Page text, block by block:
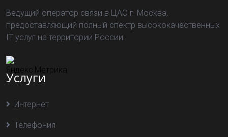
Ведущий оператор связи в ЦАО г. Москва,
предоставляющий полный спектр высококачественных
IT услуг на территории России.
Услуги
Интернет
Телефония